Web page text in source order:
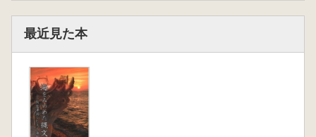
最近見た本